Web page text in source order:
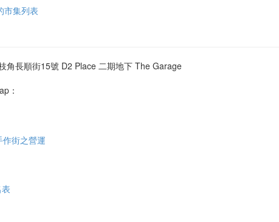
市集列表
角長順街15號 D2 Place 二期地下 The Garage
：